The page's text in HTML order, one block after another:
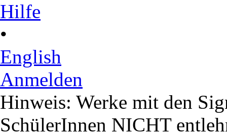
Hilfe
•
English
Anmelden
Hinweis: Werke mit den
SchülerInnen NICHT